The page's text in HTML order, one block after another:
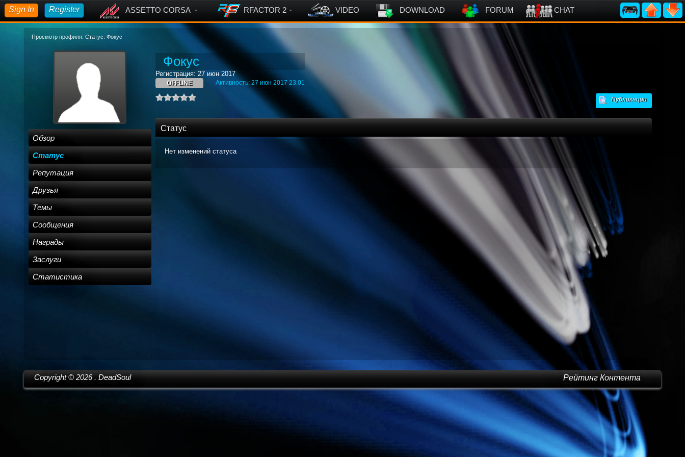
Sign In Register ASSETTO CORSA RFACTOR 2 VIDEO DOWNLOAD FORUM CHAT
Просмотр профиля: Статус: Фокус
Обзор
Статус
Репутация
Друзья
Темы
Сообщения
Награды
Заслуги
Статистика
Фокус
Регистрация: 27 июн 2017
OFFLINE Активность: 27 июн 2017 23:01
Публикации
Статус
Нет изменений статуса
Copyright © 2026. DeadSoul Рейтинг Контента